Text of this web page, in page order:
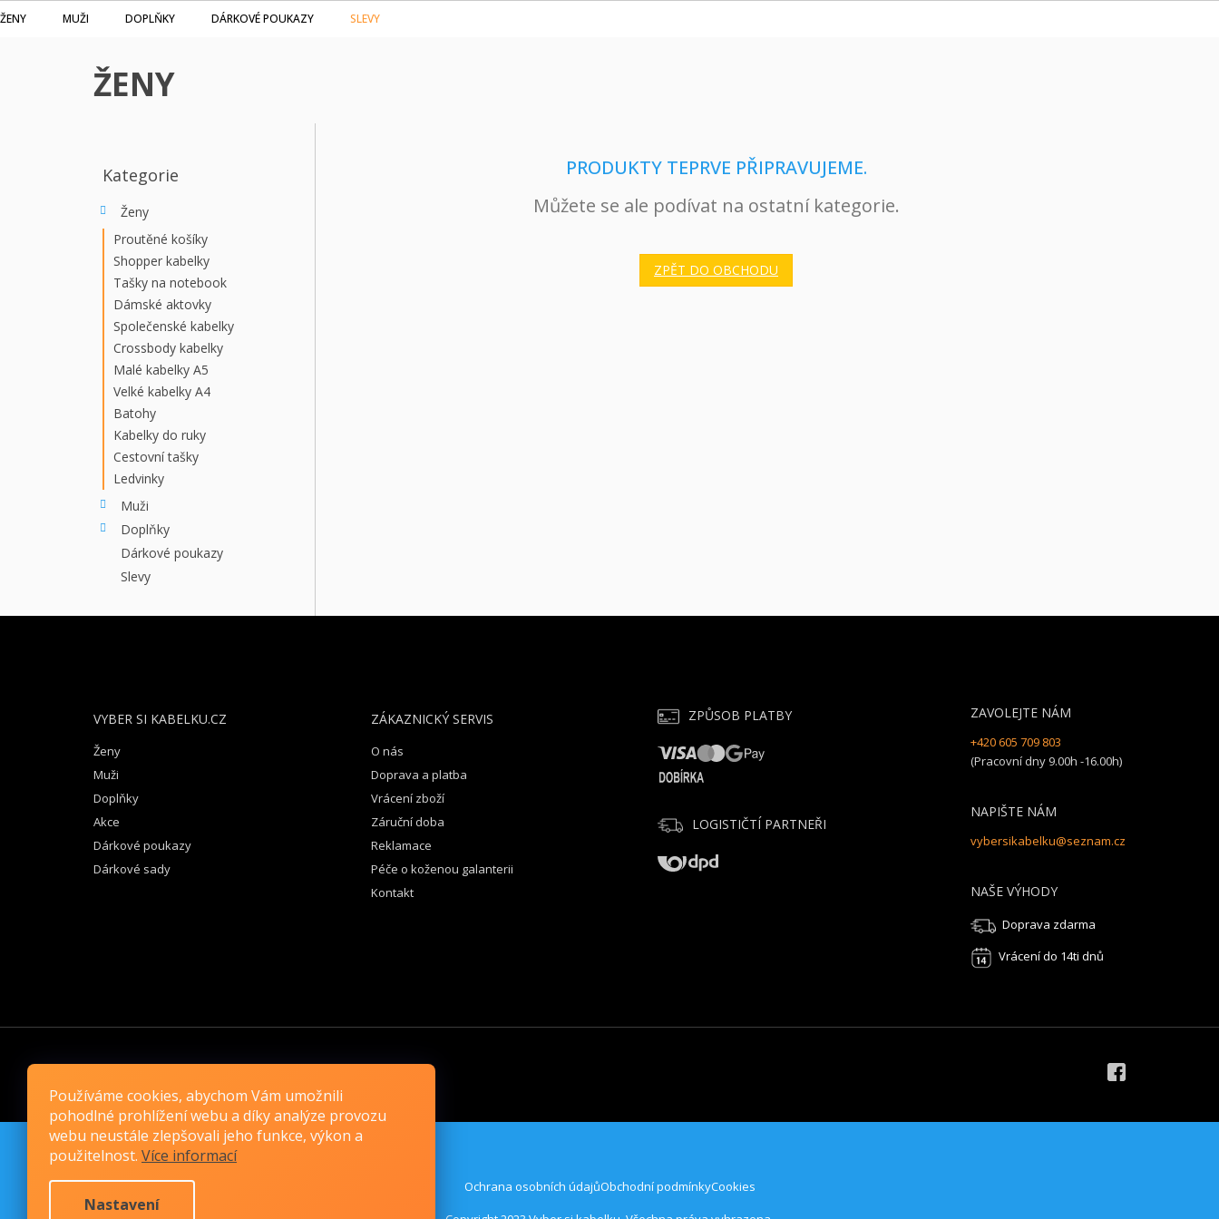
Používáme cookies, abychom Vám umožnili
pohodlné prohlížení webu a díky analýze provozu
webu neustále zlepšovali jeho funkce, výkon a
použitelnost. Více informací
Nastavení
Přejít
na
ŽENY MUŽI DOPLŇKY DÁRKOVÉ POUKAZY SLEVY
ŽENY
Přeskočit
Kategorie
Ženy
Proutěné košíky
Shopper kabelky
Tašky na notebook
Dámské aktovky
Společenské kabelky
Crossbody kabelky
Malé kabelky A5
Velké kabelky A4
Batohy
Kabelky do ruky
Cestovní tašky
Ledvinky
Muži
Doplňky
Dárkové poukazy
Slevy
PRODUKTY TEPRVE PŘIPRAVUJEME.
Můžete se ale podívat na ostatní kategorie.
ZPĚT DO OBCHODU
Z
VYBER SI KABELKU.CZ
Ženy
Muži
Doplňky
Akce
Dárkové poukazy
Dárkové sady
ZÁKAZNICKÝ SERVIS
O nás
Doprava a platba
Vrácení zboží
Záruční doba
Reklamace
Péče o koženou galanterii
Kontakt
ZPŮSOB PLATBY
LOGISTIČTÍ PARTNEŘI
ZAVOLEJTE NÁM
+420 605 709 803
(Pracovní dny 9.00h -16.00h)
NAPIŠTE NÁM
vybersikabelku@seznam.cz
NAŠE VÝHODY
Doprava zdarma
Vrácení do 14ti dnů
Ochrana osobních údajůObchodní podmínkyCookies